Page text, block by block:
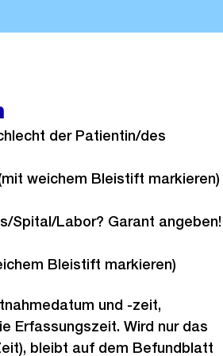
der Patientin/des
weichem Bleistift markieren)
Spital/Labor? Garant angeben!
Bleistift markieren)
und -zeit,
Erfassungszeit. Wird nur das
bleibt auf dem Befundblatt